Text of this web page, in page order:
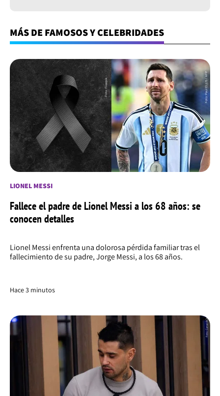
MÁS DE FAMOSOS Y CELEBRIDADES
LIONEL MESSI
Fallece el padre de Lionel Messi a los 68 años: se
conocen detalles
Lionel Messi enfrenta una dolorosa pérdida familiar tras el
fallecimiento de su padre, Jorge Messi, a los 68 años.
Hace 3 minutos